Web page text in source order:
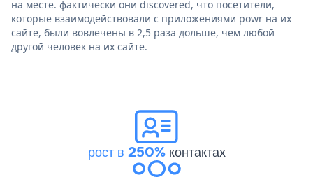
на месте. фактически они discovered, что посетители,
которые взаимодействовали с приложениями powr на их
сайте, были вовлечены в 2,5 раза дольше, чем любой
другой человек на их сайте.
рост в 250%контактах